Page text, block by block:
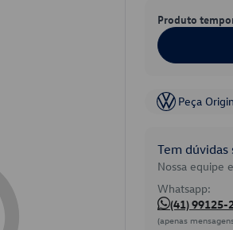
Produto
Peça
Tem
Nossa equipe
Whatsapp:
(41) 99125-
(apenas